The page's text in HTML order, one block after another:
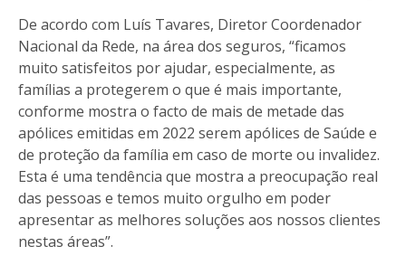
De acordo com Luís Tavares, Diretor Coordenador
Nacional da Rede, na área dos seguros, “ficamos
muito satisfeitos por ajudar, especialmente, as
famílias a protegerem o que é mais importante,
conforme mostra o facto de mais de metade das
apólices emitidas em 2022 serem apólices de Saúde e
de proteção da família em caso de morte ou invalidez.
Esta é uma tendência que mostra a preocupação real
das pessoas e temos muito orgulho em poder
apresentar as melhores soluções aos nossos clientes
nestas áreas”.